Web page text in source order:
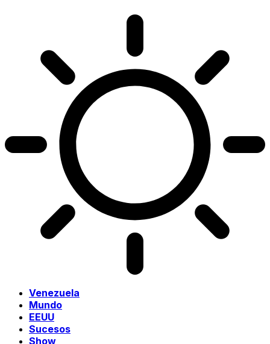
Venezuela
Mundo
EEUU
Sucesos
Show